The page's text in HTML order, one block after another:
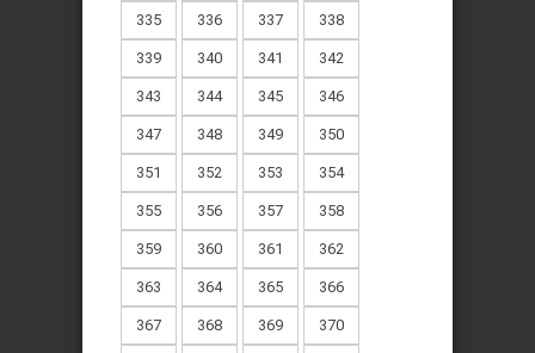
335 336 337 338
339 340 341 342
343 344 345 346
347 348 349 350
351 352 353 354
355 356 357 358
359 360 361 362
363 364 365 366
367 368 369 370